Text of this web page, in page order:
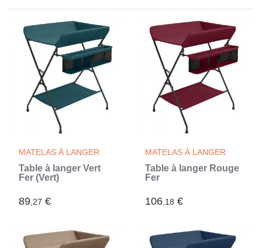
MATELAS À LANGER
Table à langer Vert
Fer (Vert)
89,27 €
MATELAS À LANGER
Table à langer Rouge
Fer
106,18 €